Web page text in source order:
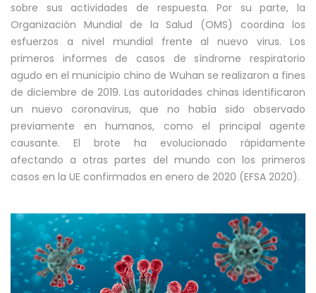
sobre sus actividades de respuesta. Por su parte, la
Organización Mundial de la Salud (OMS) coordina los
esfuerzos a nivel mundial frente al nuevo virus. Los
primeros informes de casos de síndrome respiratorio
agudo en el municipio chino de Wuhan se realizaron a fines
de diciembre de 2019. Las autoridades chinas identificaron
un nuevo coronavirus, que no había sido observado
previamente en humanos, como el principal agente
causante. El brote ha evolucionado rápidamente
afectando a otras partes del mundo con los primeros
casos en la UE confirmados en enero de 2020 (EFSA 2020).